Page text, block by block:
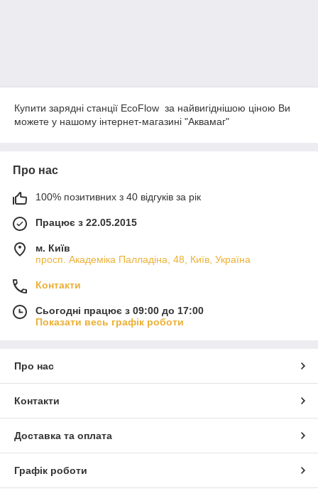
Купити зарядні станції EcoFlow за найвигіднішою ціною Ви
можете у нашому інтернет-магазині "Аквамаг"
Про нас
100% позитивних з 40 відгуків за рік
Працює з 22.05.2015
м. Київ
просп. Академіка Палладіна, 48, Київ, Україна
Контакти
Сьогодні працює з 09:00 до 17:00
Показати весь графік роботи
Про нас
Контакти
Доставка та оплата
Графік роботи